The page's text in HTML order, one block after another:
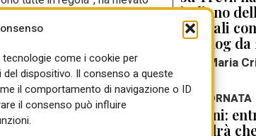
come i cookie per
dispositivo. Il consenso a queste
il comportamento di navigazione o ID
il consenso può influire
imprese dormienti e che
che a vario titolo operano
al momento in cui viene
è una vera rivoluzione anche
altri passi importanti con
dei crediti”. Come ha
italiano
speciali
backlog da
di Maria
LA GIORNATA
Meloni:
si vedrà